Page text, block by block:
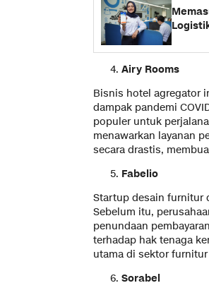
Airy Rooms
Bisnis hotel agregator
dampak pandemi
populer untuk
menawarkan layanan
secara drastis,
Fabelio
Startup desain furnitur
Sebelum itu,
penundaan
terhadap hak tenaga
utama di sektor
Sorabel